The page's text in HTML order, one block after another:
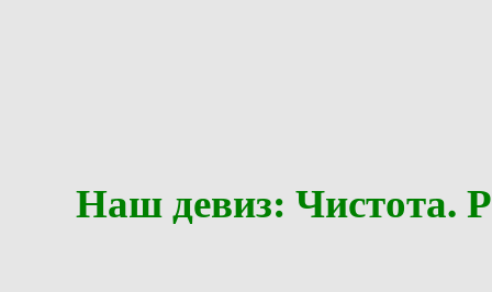
Наш девиз: